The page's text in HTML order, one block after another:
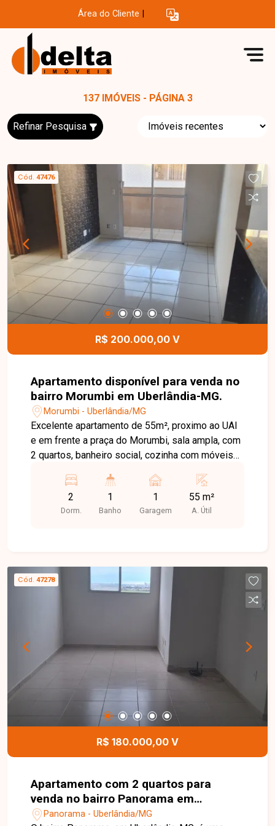
Área do Cliente
137 IMÓVEIS - PÁGINA 3
Refinar Pesquisa
Cód. 47476
R$ 200.000,00 V
Apartamento disponível para venda no
bairro Morumbi em Uberlândia-MG.
Morumbi - Uberlândia/MG
Excelente apartamento de 55m², proximo ao UAI
e em frente a praça do Morumbi, sala ampla, com
2 quartos, banheiro social, cozinha com móveis
garagem. Conta com espaço de convivência e
parque infantil.
2
Dorm.
1
Banho
1
Garagem
55 m²
A. Útil
Cód. 47278
R$ 180.000,00 V
Apartamento com 2 quartos para
venda no bairro Panorama em
Uberlândia-MG.
Panorama - Uberlândia/MG